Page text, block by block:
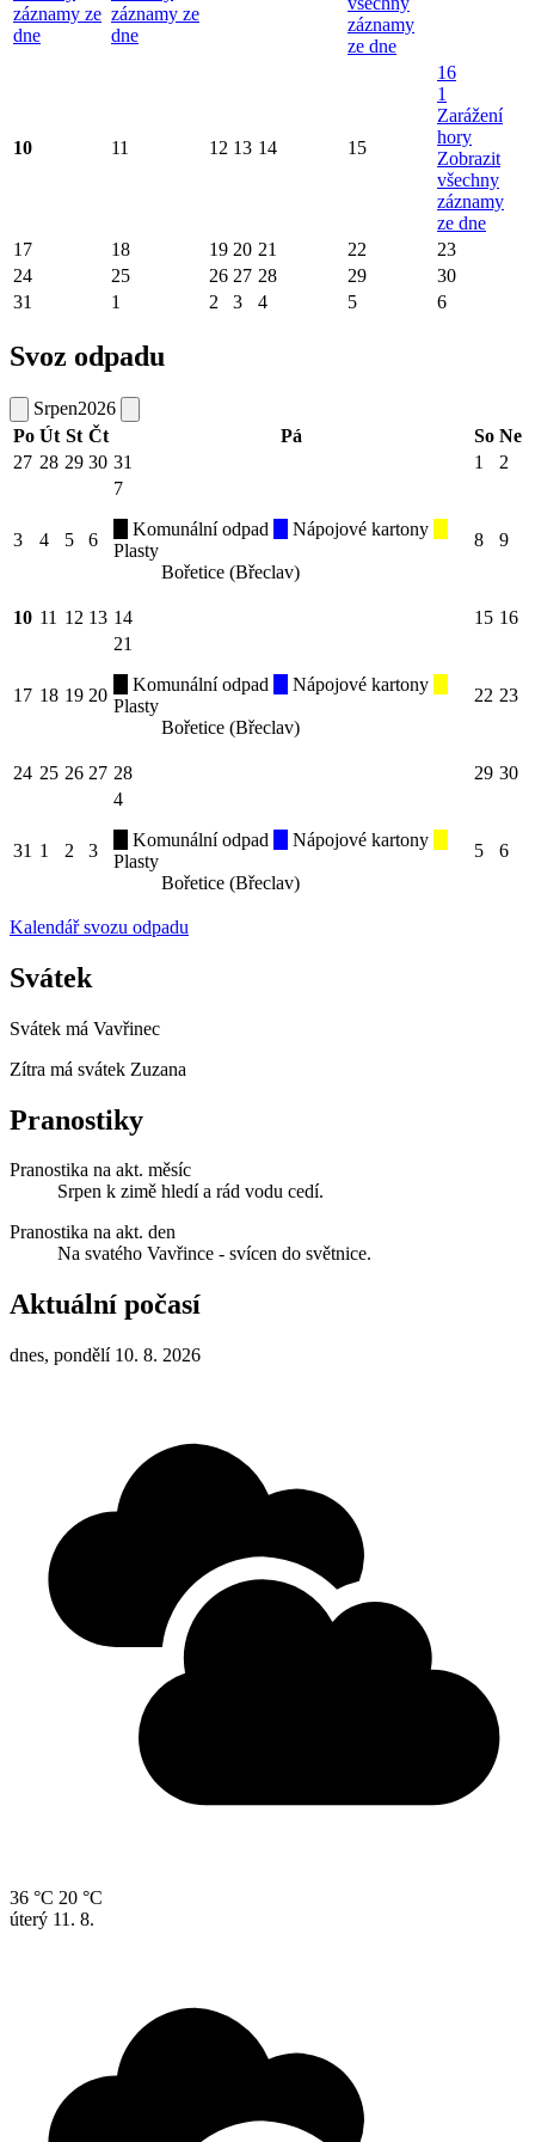
záznamy ze
dne
záznamy ze
dne
záznamy
ze dne
10 11 12 13 14 15
16
1
Zarážení
hory
Zobrazit
všechny
záznamy
ze dne
17
18 19 20 21 22
23
24
25 26 27 28 29
30
31
1 2 3 4 5 6
Svoz odpadu
Srpen2026
Po Út St Čt Pá So Ne
27 28 29 30 31 1 2
3 4 5 6
7
Komunální odpad
Nápojové kartony
Plasty
Bořetice (Břeclav)
8 9
10 11 12 13 14 15 16
17 18 19 20
21
Komunální odpad
Nápojové kartony
Plasty
Bořetice (Břeclav)
22 23
24 25 26 27 28 29 30
31 1 2 3
4
Komunální odpad
Nápojové kartony
Plasty
Bořetice (Břeclav)
5 6
Kalendář svozu odpadu
Svátek
Svátek má Vavřinec
Zítra má svátek Zuzana
Pranostiky
Pranostika na akt. měsíc
Srpen k zimě hledí a rád vodu cedí.
Pranostika na akt. den
Na svatého Vavřince - svícen do světnice.
Aktuální počasí
dnes, pondělí 10. 8. 2026
36 °C 20 °C
úterý 11. 8.